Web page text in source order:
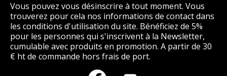
Vous pouvez vous désinscrire à tout moment. Vous
trouverez pour cela nos informations de contact dans
les conditions d'utilisation du site. Bénéficiez de 5%
pour les personnes qui s'inscrivent à la Newsletter,
cumulable avec produits en promotion. A partir de 30
€ ht de commande hors frais de port.